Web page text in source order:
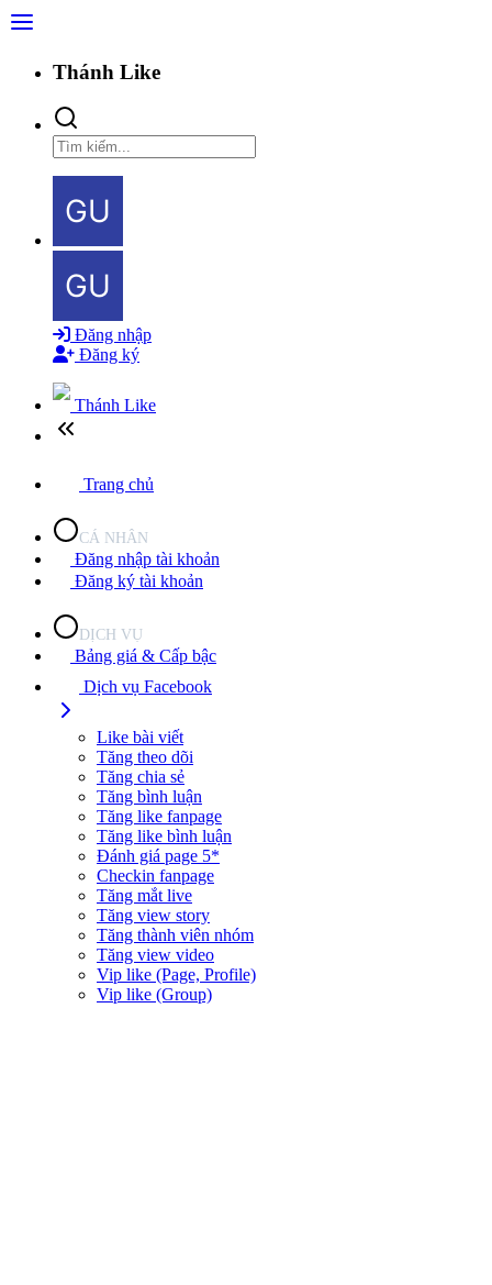
Thánh Like
Đăng nhập
Đăng ký
Thánh Like
Trang chủ
CÁ NHÂN
Đăng nhập tài khoản
Đăng ký tài khoản
DỊCH VỤ
Bảng giá & Cấp bậc
Dịch vụ Facebook
Like bài viết
Tăng theo dõi
Tăng chia sẻ
Tăng bình luận
Tăng like fanpage
Tăng like bình luận
Đánh giá page 5*
Checkin fanpage
Tăng mắt live
Tăng view story
Tăng thành viên nhóm
Tăng view video
Vip like (Page, Profile)
Vip like (Group)